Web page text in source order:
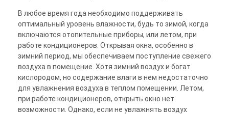
В любое время года необходимо поддерживать
оптимальный уровень влажности, будь то зимой, когда
включаются отопительные приборы, или летом, при
работе кондиционеров. Открывая окна, особенно в
зимний период, мы обеспечиваем поступление свежего
воздуха в помещение. Хотя зимний воздух и богат
кислородом, но содержание влаги в нем недостаточно
для увлажнения воздуха в теплом помещении. Летом,
при работе кондиционеров, открыть окно нет
возможности. Однако, если не увлажнять воздух